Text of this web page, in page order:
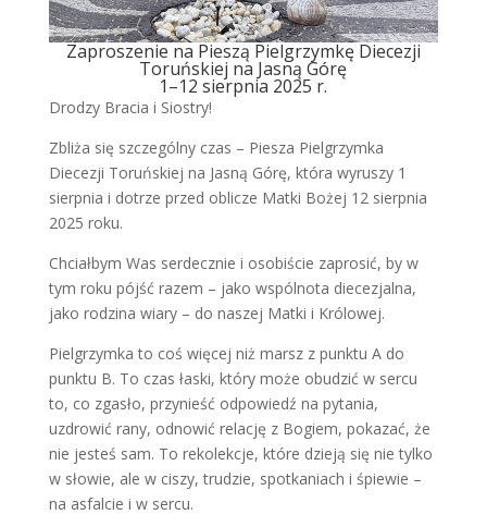
Zaproszenie na Pieszą Pielgrzymkę Diecezji
Toruńskiej na Jasną Górę
1–12 sierpnia 2025 r.
Drodzy Bracia i Siostry!
Zbliża się szczególny czas – Piesza Pielgrzymka
Diecezji Toruńskiej na Jasną Górę, która wyruszy 1
sierpnia i dotrze przed oblicze Matki Bożej 12 sierpnia
2025 roku.
Chciałbym Was serdecznie i osobiście zaprosić, by w
tym roku pójść razem – jako wspólnota diecezjalna,
jako rodzina wiary – do naszej Matki i Królowej.
Pielgrzymka to coś więcej niż marsz z punktu A do
punktu B. To czas łaski, który może obudzić w sercu
to, co zgasło, przynieść odpowiedź na pytania,
uzdrowić rany, odnowić relację z Bogiem, pokazać, że
nie jesteś sam. To rekolekcje, które dzieją się nie tylko
w słowie, ale w ciszy, trudzie, spotkaniach i śpiewie –
na asfalcie i w sercu.